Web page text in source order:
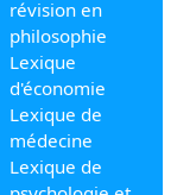
révision en
philosophie
Lexique
d'économie
Lexique de
médecine
Lexique de